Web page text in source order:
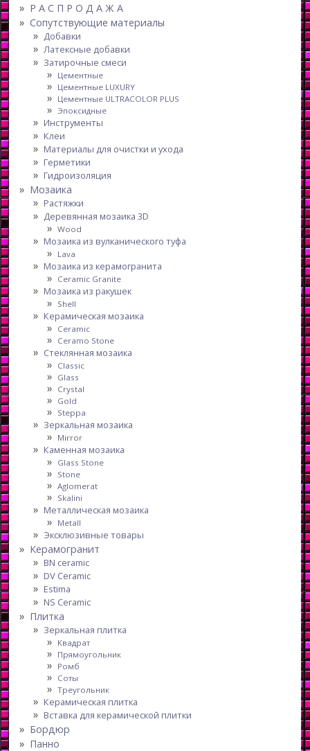
Р А С П Р О Д А Ж А
Сопутствующие материалы
Добавки
Латексные добавки
Затирочные смеси
Цементные
Цементные LUXURY
Цементные ULTRACOLOR PLUS
Эпоксидные
Инструменты
Клеи
Материалы для очистки и ухода
Герметики
Гидроизоляция
Мозаика
Растяжки
Деревянная мозаика 3D
Wood
Мозаика из вулканического туфа
Lava
Мозаика из керамогранита
Ceramic Granite
Мозаика из ракушек
Shell
Керамическая мозаика
Ceramic
Ceramo Stone
Стеклянная мозаика
Classic
Glass
Crystal
Gold
Steppa
Зеркальная мозаика
Mirror
Каменная мозаика
Glass Stone
Stone
Aglomerat
Skalini
Металлическая мозаика
Metall
Эксклюзивные товары
Керамогранит
BN ceramic
DV Ceramic
Estima
NS Ceramic
Плитка
Зеркальная плитка
Квадрат
Прямоугольник
Ромб
Соты
Треугольник
Керамическая плитка
Вставка для керамической плитки
Бордюр
Панно